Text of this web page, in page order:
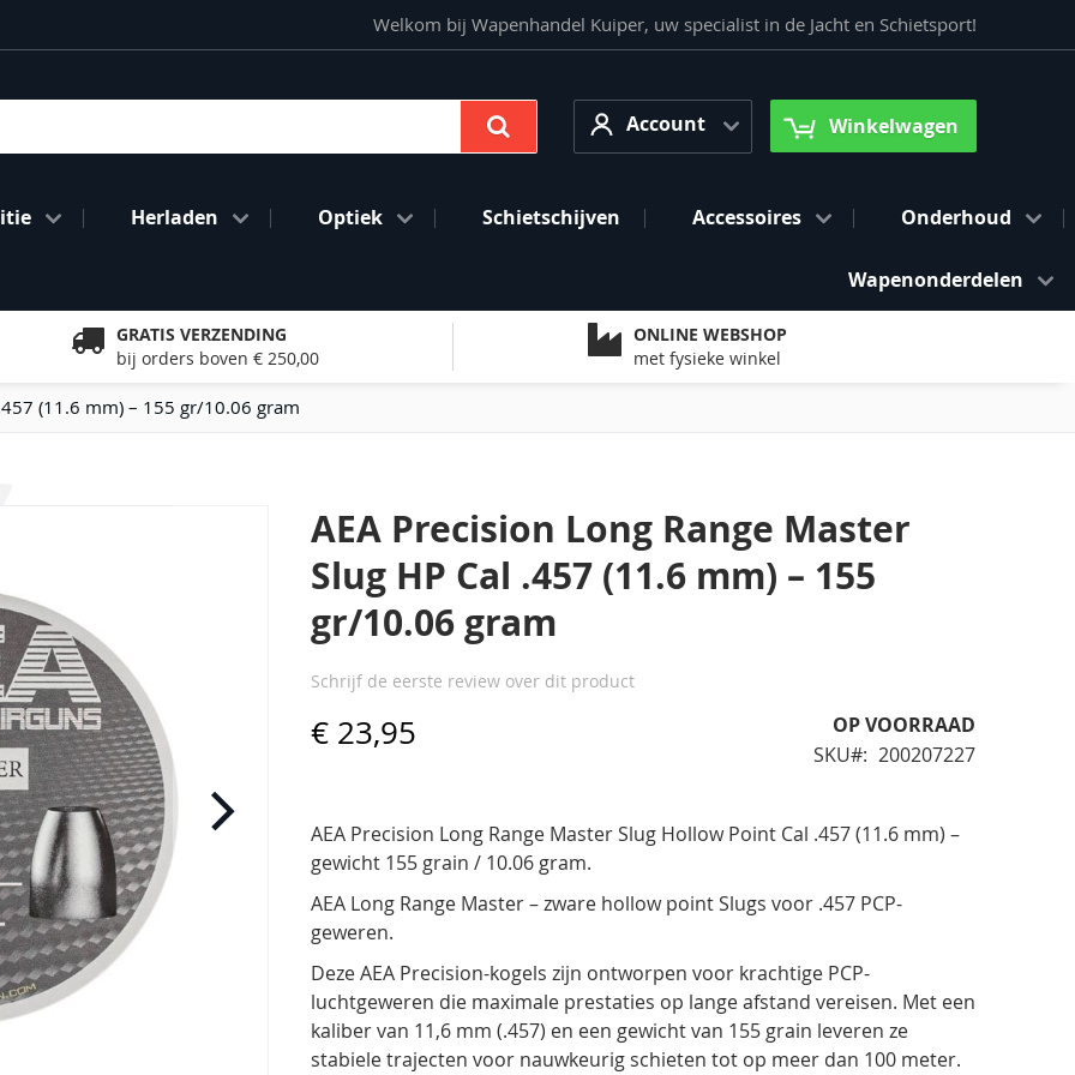
Welkom bij Wapenhandel Kuiper, uw specialist in de Jacht en Schietsport!
AccountAccount Winkelwagen
Herladen Optiek Schietschijven Accessoires Onderhoud
Wapenonderdelen
GRATIS VERZENDING
bij orders boven € 250,00
ONLINE WEBSHOP
met fysieke winkel
(11.6 mm) – 155 gr/10.06 gram
AEA Precision Long Range Master
Slug HP Cal .457 (11.6 mm) – 155
gr/10.06 gram
Schrijf de eerste review over dit product
€ 23,95
OP VOORRAAD
SKU
200207227
AEA Precision Long Range Master Slug Hollow Point Cal .457 (11.6 mm) –
gewicht 155 grain / 10.06 gram.
AEA Long Range Master – zware hollow point Slugs voor .457 PCP-
geweren.
Deze AEA Precision-kogels zijn ontworpen voor krachtige PCP-
luchtgeweren die maximale prestaties op lange afstand vereisen. Met een
kalibervan 11,6 mm (.457) en een gewichtvan 155 grain leveren ze
stabiele trajecten voor nauwkeurig schieten tot op meer dan 100 meter.